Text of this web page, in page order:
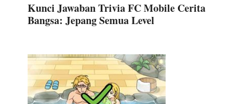
Kunci Jawaban Trivia FC Mobile Cerita
Bangsa: Jepang Semua Level